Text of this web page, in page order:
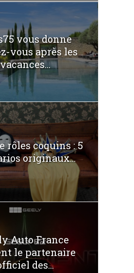
vous donne
vous après les
vacances...
rôles coquins : 5
originaux...
Auto France
le partenaire
des...